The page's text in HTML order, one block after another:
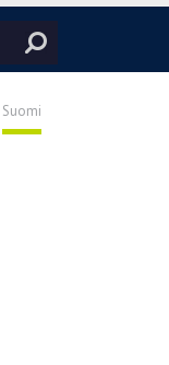
Suomi